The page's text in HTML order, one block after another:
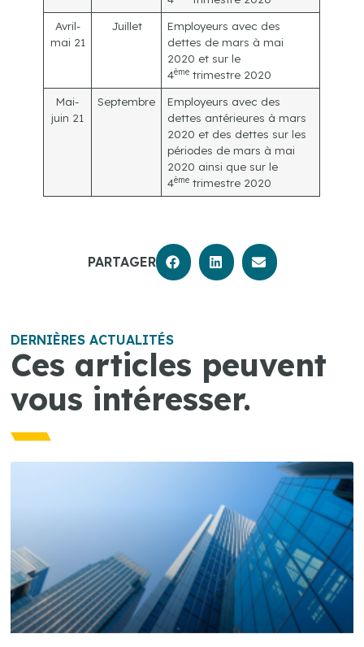
Avril-
mai 21
Juillet
Employeurs avec des
dettes de mars à mai
2020 et sur le
4ème trimestre 2020
Mai-
juin 21
Septembre
Employeurs avec des
dettes antérieures à mars
2020 et des dettes sur les
périodes de mars à mai
2020 ainsi que sur le
4ème trimestre 2020
PARTAGER
DERNIÈRES ACTUALITÉS
Ces articles peuvent
vous intéresser.